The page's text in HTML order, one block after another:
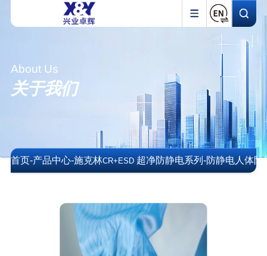
About Us
关于我们
首页-产品中心-施克林CR+ESD超净防静电系列-防静电人体防